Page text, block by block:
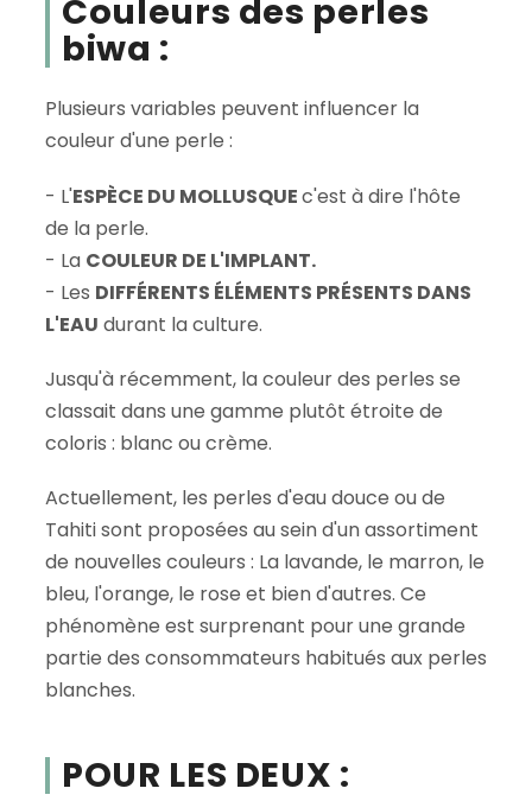
Couleurs des perles
biwa :
Plusieurs variables peuvent influencer la
couleur d'une perle :
- L'ESPÈCE DU MOLLUSQUEc'est à dire l'hôte
de la perle.
- La COULEUR DE L'IMPLANT.
- Les DIFFÉRENTS ÉLÉMENTS PRÉSENTS DANS
L'EAU durant la culture.
Jusqu'à récemment, la couleur des perles se
classait dans une gamme plutôt étroite de
coloris : blanc ou crème.
Actuellement, les perles d'eau douce ou de
Tahiti sont proposées au sein d'un assortiment
de nouvelles couleurs : La lavande, le marron, le
bleu, l'orange, le rose et bien d'autres. Ce
phénomène est surprenant pour une grande
partie des consommateurs habitués aux perles
blanches.
POUR LES DEUX :